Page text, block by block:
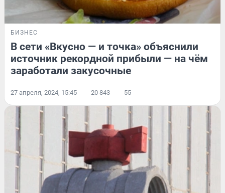
БИЗНЕС
В сети «Вкусно — и точка» объяснили
источник рекордной прибыли — на чём
заработали закусочные
27 апреля, 2024, 15:45 20 843 55